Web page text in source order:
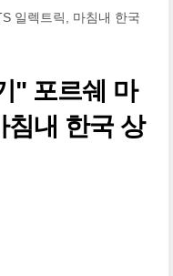
일렉트릭, 마침내 한국
" 포르쉐 마
침내 한국 상